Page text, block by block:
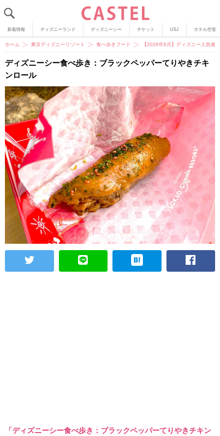
新着情報 ディズニーランド ディズニーシー チケット USJ ホテル空室
ホーム 東京ディズニーリゾート 食べ歩きフード 【2026年8月】ディズニー人気食
ディズニーシー食べ歩き：ブラックペッパーてりやきチキ
ンロール
「ディズニーシー食べ歩き：ブラックペッパーてりやきチキン